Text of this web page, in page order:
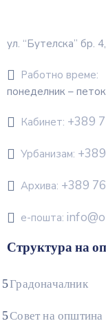
ул. “Бутелска” бр.
Работно време:
понеделник –
Кабинет: +389
Урбанизам:
Архива: +389
е-пошта:
Структура на
Градоначалник
Совет на општина